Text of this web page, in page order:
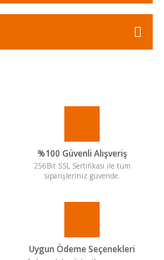
%100 Güvenli Alışveriş
256Bit SSL Sertifikası ile tüm
siparişleriniz güvende.
Uygun Ödeme Seçenekleri